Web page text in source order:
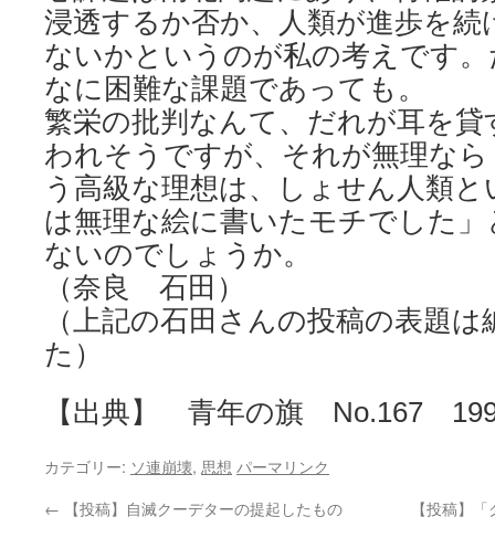
浸透するか否か、人類が進歩を
ないかというのが私の考えです
なに困難な課題であっても。
繁栄の批判なんて、だれが耳を
われそうですが、それが無理な
う高級な理想は、しょせん人類
は無理な絵に書いたモチでした
ないのでしょうか。
（奈良 石田）
（上記の石田さんの投稿の表題
た）
【出典】 青年の旗 No.167
カテゴリー: ソ連崩壊, 思想 パーマリンク
← 【投稿】自滅クーデターの提起したもの 【投稿】